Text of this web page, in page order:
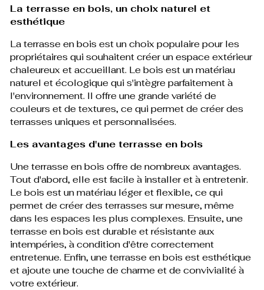
La terrasse en bois, un choix naturel et
esthétique
La terrasse en bois est un choix populaire pour les
propriétaires qui souhaitent créer un espace extérieur
chaleureux et accueillant. Le bois est un matériau
naturel et écologique qui s'intègre parfaitement à
l'environnement. Il offre une grande variété de
couleurs et de textures, ce qui permet de créer des
terrasses uniques et personnalisées.
Les avantages d'une terrasse en bois
Une terrasse en bois offre de nombreux avantages.
Tout d'abord, elle est facile à installer et à entretenir.
Le bois est un matériau léger et flexible, ce qui
permet de créer des terrasses sur mesure, même
dans les espaces les plus complexes. Ensuite, une
terrasse en bois est durable et résistante aux
intempéries, à condition d'être correctement
entretenue. Enfin, une terrasse en bois est esthétique
et ajoute une touche de charme et de convivialité à
votre extérieur.